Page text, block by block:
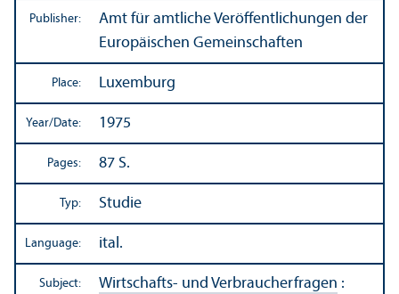
Publisher:
Amt für amtliche Veröffentlichungen der
Europäischen Gemeinschaften
Place: Luxemburg
Year/Date: 1975
Pages: 87 S.
Typ: Studie
Language: ital.
Subject: Wirtschafts- und Verbraucherfragen :